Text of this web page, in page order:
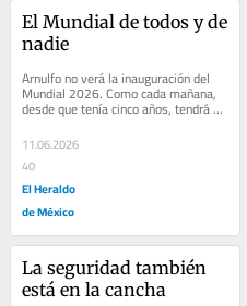
El Mundial de todos y de
nadie
Arnulfo no verá la inauguración del
Mundial 2026. Como cada mañana,
desde que tenía cinco años, tendrá
que ir al campo a trabajar. El suyo
es...
11.06.2026
40
El Heraldo
de México
La seguridad también
está en la cancha